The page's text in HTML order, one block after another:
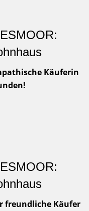
Käuferin
freundliche Käufer